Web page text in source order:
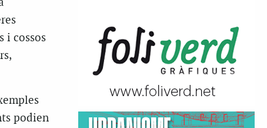
i cossos
podien